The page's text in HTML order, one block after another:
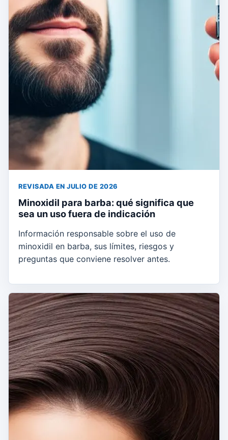
REVISADA EN JULIO DE 2026
Minoxidil para barba: qué significa que
sea un uso fuera de indicación
Información responsable sobre el uso de
minoxidil en barba, sus límites, riesgos y
preguntas que conviene resolver antes.